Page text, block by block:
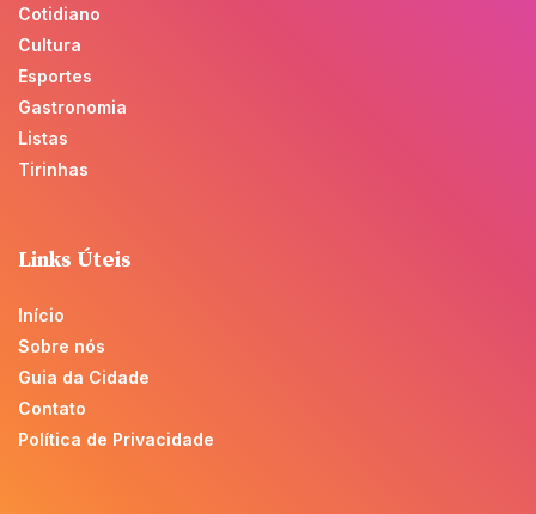
Cotidiano
Cultura
Esportes
Gastronomia
Listas
Tirinhas
Links Úteis
Início
Sobre nós
Guia da Cidade
Contato
Política de Privacidade